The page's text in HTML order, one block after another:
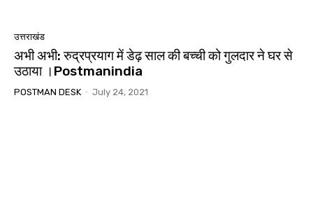
उत्तराखंड
अभी अभी: रुद्रप्रयाग में डेढ़ साल की बच्ची को गुलदार ने घर से
उठाया ।Postmanindia
POSTMAN DESK - July 24, 2021